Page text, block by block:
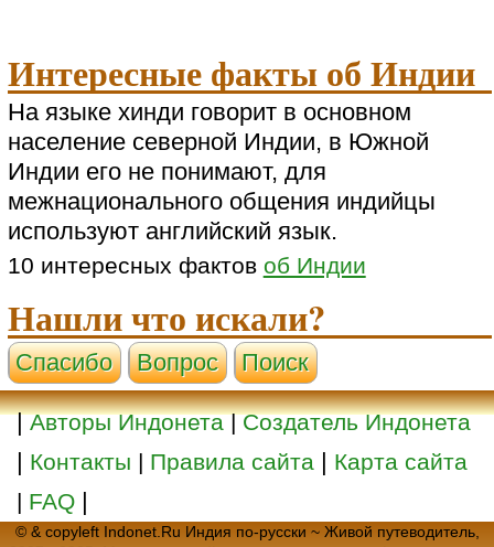
Интересные факты об Индии
На языке хинди говорит в основном
население северной Индии, в Южной
Индии его не понимают, для
межнационального общения индийцы
используют английский язык.
10 интересных фактов об Индии
Нашли что искали?
Cпасибо Вопрос Поиск
|Авторы Индонета|Создатель Индонета
| Контакты | Правила сайта | Карта сайта
| FAQ |
© & copyleft Indonet.Ru Индия по-русски ~ Живой путеводитель,